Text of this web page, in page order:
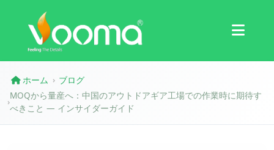
認証
ケーススタディ
ホーム › ブログ
›
MOQから量産へ：中国のアウトドアギア工場での作業時に期待す
べきこと — インサイダーガイド